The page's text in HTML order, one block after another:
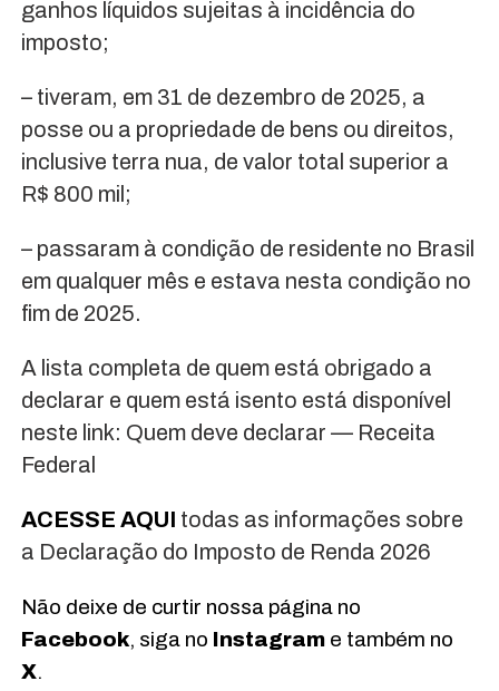
ganhos líquidos sujeitas à incidência do
imposto;
– tiveram, em 31 de dezembro de 2025, a
posse ou a propriedade de bens ou direitos,
inclusive terra nua, de valor total superior a
R$ 800 mil;
– passaram à condição de residente no Brasil
em qualquer mês e estava nesta condição no
fim de 2025.
A lista completa de quem está obrigado a
declarar e quem está isento está disponível
neste link: Quem deve declarar — Receita
Federal
ACESSE AQUI todas as informações sobre
a Declaração do Imposto de Renda 2026
Não deixe de curtir nossa página no
Facebook, siga no Instagrame também no
X.